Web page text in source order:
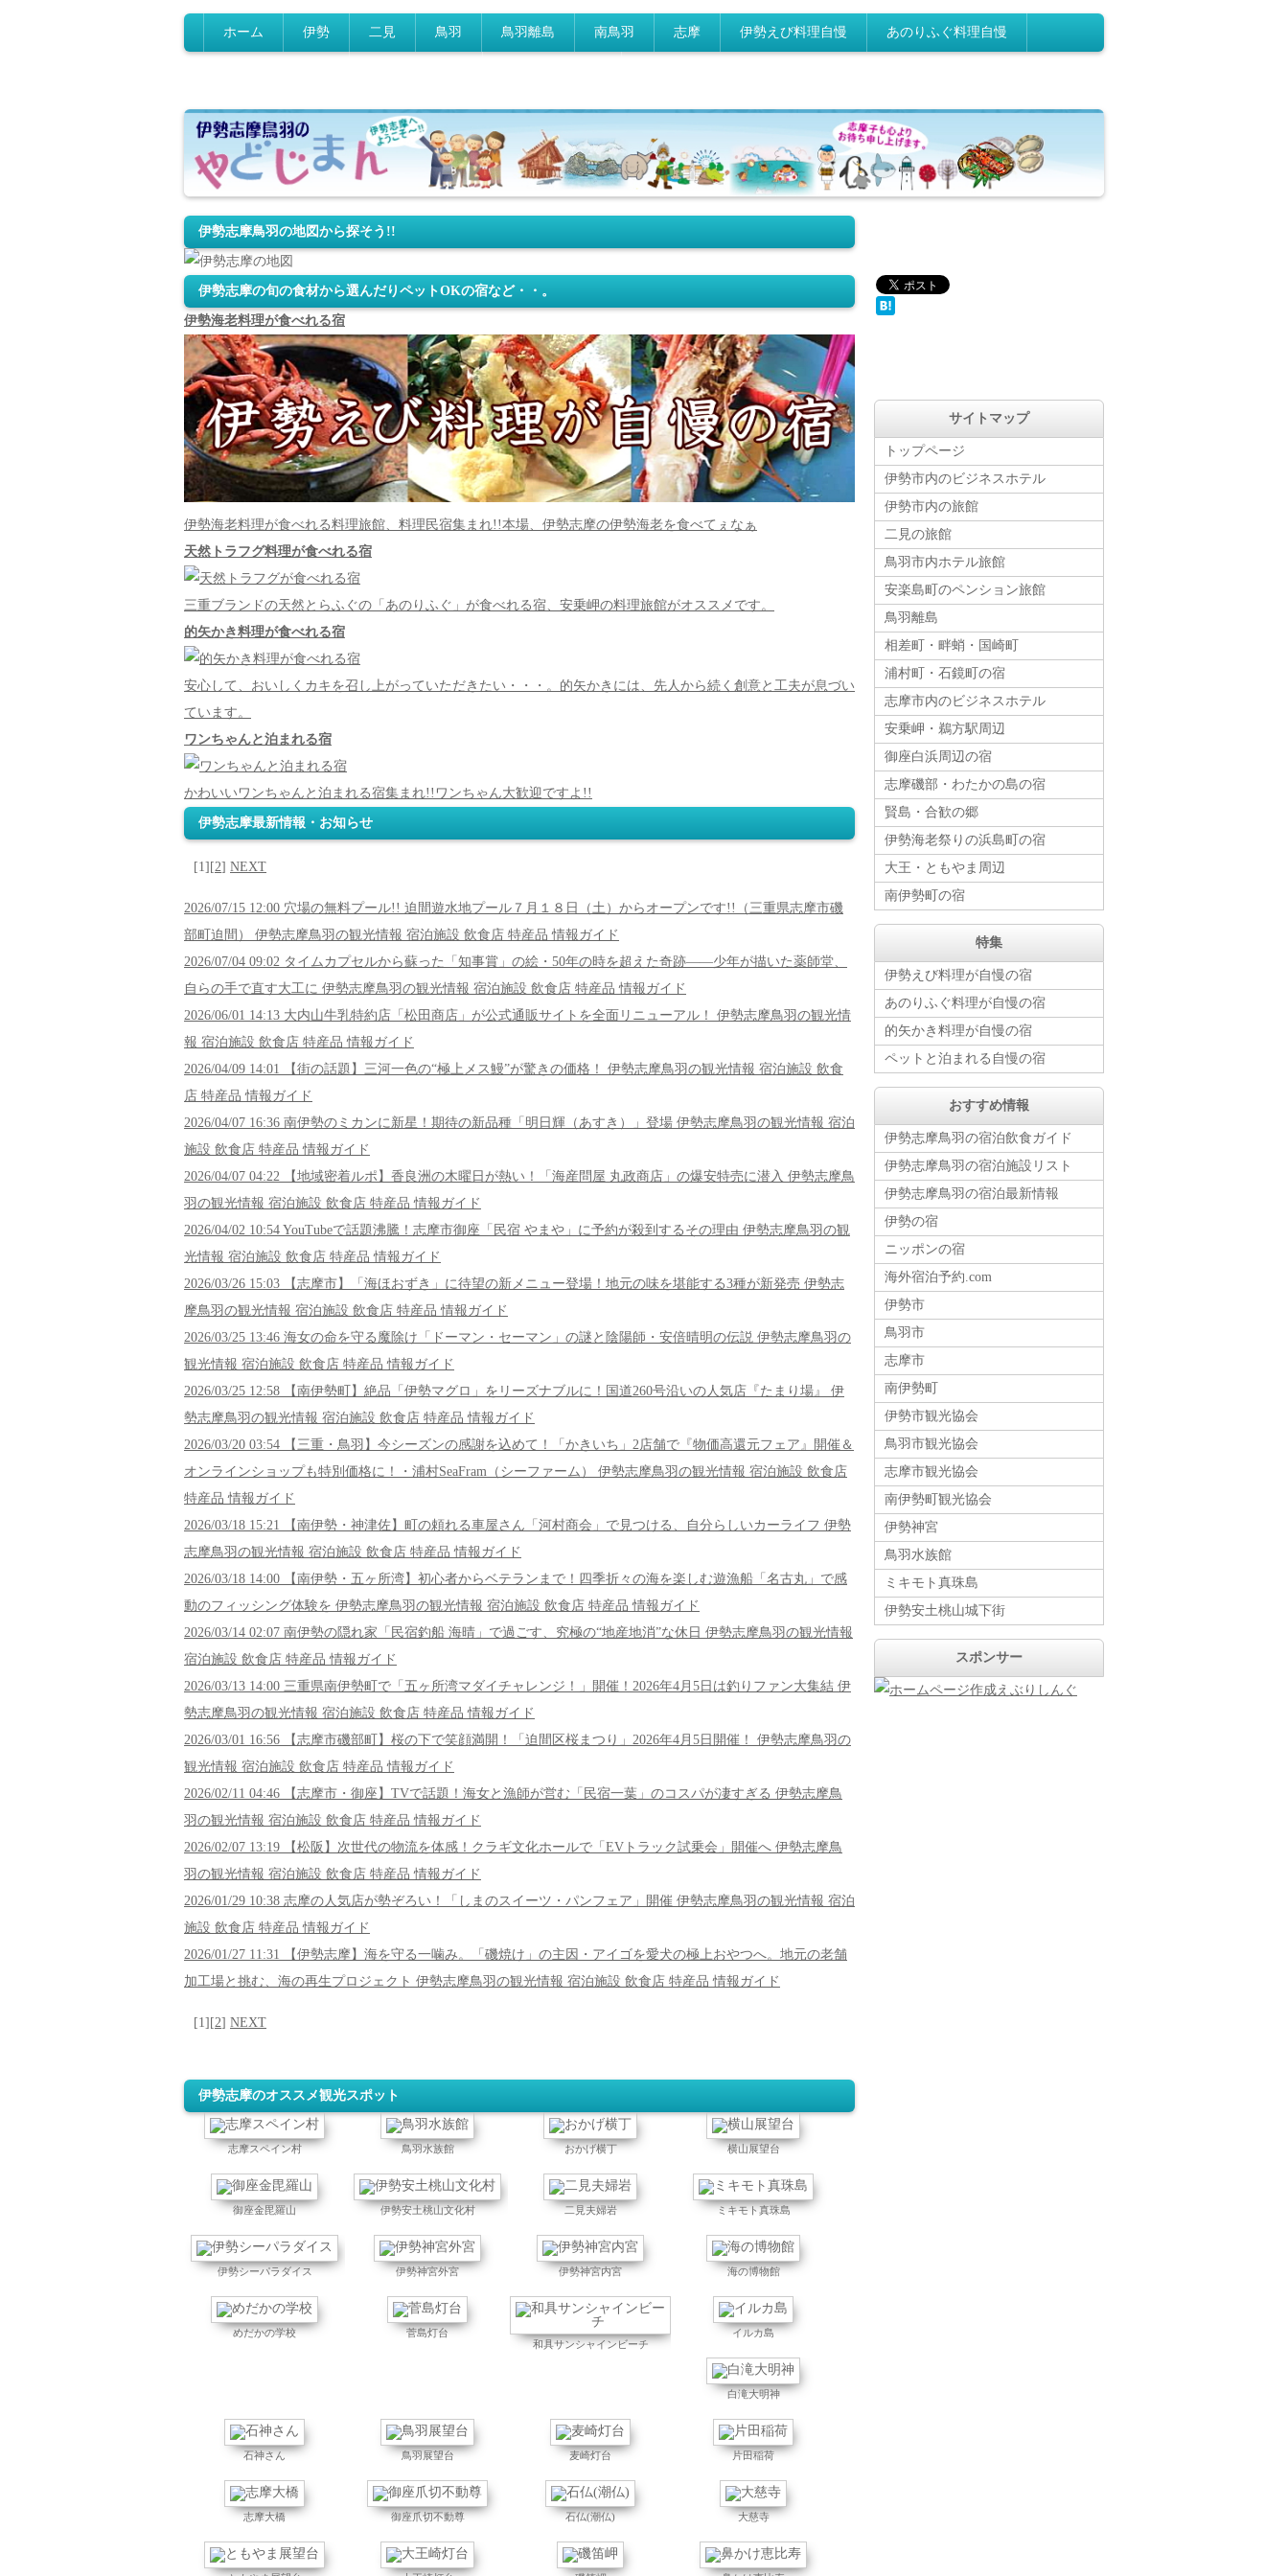
ホーム 伊勢 二見 鳥羽 鳥羽離島 南鳥羽 志摩 伊勢えび料理自慢 あのりふぐ料理自慢
伊勢志摩鳥羽の地図から探そう!!
伊勢志摩の旬の食材から選んだりペットOKの宿など・・。
伊勢海老料理が食べれる宿
伊勢海老料理が食べれる料理旅館、料理民宿集まれ!!本場、伊勢志摩の伊勢海老を食べてぇなぁ
天然トラフグ料理が食べれる宿
三重ブランドの天然とらふぐの「あのりふぐ」が食べれる宿、安乗岬の料理旅館がオススメです。
的矢かき料理が食べれる宿
安心して、おいしくカキを召し上がっていただきたい・・・。的矢かきには、先人から続く創意と工夫が息づい
ています。
ワンちゃんと泊まれる宿
かわいいワンちゃんと泊まれる宿集まれ!!ワンちゃん大歓迎ですよ!!
伊勢志摩最新情報・お知らせ
[1][2] NEXT
2026/07/15 12:00 穴場の無料プール!! 迫間遊水地プール７月１８日（土）からオープンです!!（三重県志摩市磯
部町迫間） 伊勢志摩鳥羽の観光情報 宿泊施設 飲食店 特産品 情報ガイド
2026/07/04 09:02 タイムカプセルから蘇った「知事賞」の絵・50年の時を超えた奇跡――少年が描いた薬師堂、
自らの手で直す大工に 伊勢志摩鳥羽の観光情報 宿泊施設 飲食店 特産品 情報ガイド
2026/06/01 14:13 大内山牛乳特約店「松田商店」が公式通販サイトを全面リニューアル！ 伊勢志摩鳥羽の観光情
報 宿泊施設 飲食店 特産品 情報ガイド
2026/04/09 14:01 【街の話題】三河一色の“極上メス鰻”が驚きの価格！ 伊勢志摩鳥羽の観光情報 宿泊施設 飲食
店 特産品 情報ガイド
2026/04/07 16:36 南伊勢のミカンに新星！期待の新品種「明日輝（あすき）」登場 伊勢志摩鳥羽の観光情報 宿泊
施設 飲食店 特産品 情報ガイド
2026/04/07 04:22 【地域密着ルポ】香良洲の木曜日が熱い！「海産問屋 丸政商店」の爆安特売に潜入 伊勢志摩鳥
羽の観光情報 宿泊施設 飲食店 特産品 情報ガイド
2026/04/02 10:54 YouTubeで話題沸騰！志摩市御座「民宿 やまや」に予約が殺到するその理由 伊勢志摩鳥羽の観
光情報 宿泊施設 飲食店 特産品 情報ガイド
2026/03/26 15:03 【志摩市】「海ほおずき」に待望の新メニュー登場！地元の味を堪能する3種が新発売 伊勢志
摩鳥羽の観光情報 宿泊施設 飲食店 特産品 情報ガイド
2026/03/25 13:46 海女の命を守る魔除け「ドーマン・セーマン」の謎と陰陽師・安倍晴明の伝説 伊勢志摩鳥羽の
観光情報 宿泊施設 飲食店 特産品 情報ガイド
2026/03/25 12:58 【南伊勢町】絶品「伊勢マグロ」をリーズナブルに！国道260号沿いの人気店『たまり場』 伊
勢志摩鳥羽の観光情報 宿泊施設 飲食店 特産品 情報ガイド
2026/03/20 03:54 【三重・鳥羽】今シーズンの感謝を込めて！「かきいち」2店舗で『物価高還元フェア』開催＆
オンラインショップも特別価格に！・浦村SeaFram（シーファーム） 伊勢志摩鳥羽の観光情報 宿泊施設 飲食店
特産品 情報ガイド
2026/03/18 15:21 【南伊勢・神津佐】町の頼れる車屋さん「河村商会」で見つける、自分らしいカーライフ 伊勢
志摩鳥羽の観光情報 宿泊施設 飲食店 特産品 情報ガイド
2026/03/18 14:00 【南伊勢・五ヶ所湾】初心者からベテランまで！四季折々の海を楽しむ遊漁船「名古丸」で感
動のフィッシング体験を 伊勢志摩鳥羽の観光情報 宿泊施設 飲食店 特産品 情報ガイド
2026/03/14 02:07 南伊勢の隠れ家「民宿釣船 海晴」で過ごす、究極の“地産地消”な休日 伊勢志摩鳥羽の観光情報
宿泊施設 飲食店 特産品 情報ガイド
2026/03/13 14:00 三重県南伊勢町で「五ヶ所湾マダイチャレンジ！」開催！2026年4月5日は釣りファン大集結 伊
勢志摩鳥羽の観光情報 宿泊施設 飲食店 特産品 情報ガイド
2026/03/01 16:56 【志摩市磯部町】桜の下で笑顔満開！「迫間区桜まつり」2026年4月5日開催！ 伊勢志摩鳥羽の
観光情報 宿泊施設 飲食店 特産品 情報ガイド
2026/02/11 04:46 【志摩市・御座】TVで話題！海女と漁師が営む「民宿一葉」のコスパが凄すぎる 伊勢志摩鳥
羽の観光情報 宿泊施設 飲食店 特産品 情報ガイド
2026/02/07 13:19 【松阪】次世代の物流を体感！クラギ文化ホールで「EVトラック試乗会」開催へ 伊勢志摩鳥
羽の観光情報 宿泊施設 飲食店 特産品 情報ガイド
2026/01/29 10:38 志摩の人気店が勢ぞろい！「しまのスイーツ・パンフェア」開催 伊勢志摩鳥羽の観光情報 宿泊
施設 飲食店 特産品 情報ガイド
2026/01/27 11:31 【伊勢志摩】海を守る一噛み。「磯焼け」の主因・アイゴを愛犬の極上おやつへ。地元の老舗
加工場と挑む、海の再生プロジェクト 伊勢志摩鳥羽の観光情報 宿泊施設 飲食店 特産品 情報ガイド
[1][2] NEXT
伊勢志摩のオススメ観光スポット
志摩スペイン村 鳥羽水族館 おかげ横丁 横山展望台
御座金毘羅山 伊勢安土桃山文化村 二見夫婦岩 ミキモト真珠島
伊勢シーパラダイス 伊勢神宮外宮 伊勢神宮内宮 海の博物館
めだかの学校
菅島灯台
和具サンシャインビーチ
イルカ島
白滝大明神
石神さん 鳥羽展望台 麦崎灯台 片田稲荷
志摩大橋 御座爪切不動尊 石仏(潮仏) 大慈寺
サイトマップ
トップページ
伊勢市内のビジネスホテル
伊勢市内の旅館
二見の旅館
鳥羽市内ホテル旅館
安楽島町のペンション旅館
鳥羽離島
相差町・畔蛸・国崎町
浦村町・石鏡町の宿
志摩市内のビジネスホテル
安乗岬・鵜方駅周辺
御座白浜周辺の宿
志摩磯部・わたかの島の宿
賢島・合歓の郷
伊勢海老祭りの浜島町の宿
大王・ともやま周辺
南伊勢町の宿
特集
伊勢えび料理が自慢の宿
あのりふぐ料理が自慢の宿
的矢かき料理が自慢の宿
ペットと泊まれる自慢の宿
おすすめ情報
伊勢志摩鳥羽の宿泊飲食ガイド
伊勢志摩鳥羽の宿泊施設リスト
伊勢志摩鳥羽の宿泊最新情報
伊勢の宿
ニッポンの宿
海外宿泊予約.com
伊勢市
鳥羽市
志摩市
南伊勢町
伊勢市観光協会
鳥羽市観光協会
志摩市観光協会
南伊勢町観光協会
伊勢神宮
鳥羽水族館
ミキモト真珠島
伊勢安土桃山城下街
スポンサー